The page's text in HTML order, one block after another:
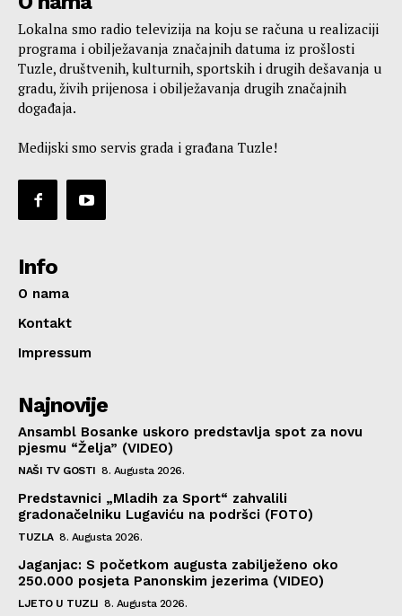
Lokalna smo radio televizija na koju se računa u realizaciji
programa i obilježavanja značajnih datuma iz prošlosti
Tuzle, društvenih, kulturnih, sportskih i drugih dešavanja u
gradu, živih prijenosa i obilježavanja drugih značajnih
događaja.
Medijski smo servis grada i građana Tuzle!
Info
O nama
Kontakt
Impressum
Najnovije
Ansambl Bosanke uskoro predstavlja spot za novu
pjesmu “Želja” (VIDEO)
NAŠI TV GOSTI 8. Augusta 2026.
Predstavnici „Mladih za Sport“ zahvalili
gradonačelniku Lugaviću na podršci (FOTO)
TUZLA 8. Augusta 2026.
Jaganjac: S početkom augusta zabilježeno oko
250.000 posjeta Panonskim jezerima (VIDEO)
LJETO U TUZLI 8. Augusta 2026.